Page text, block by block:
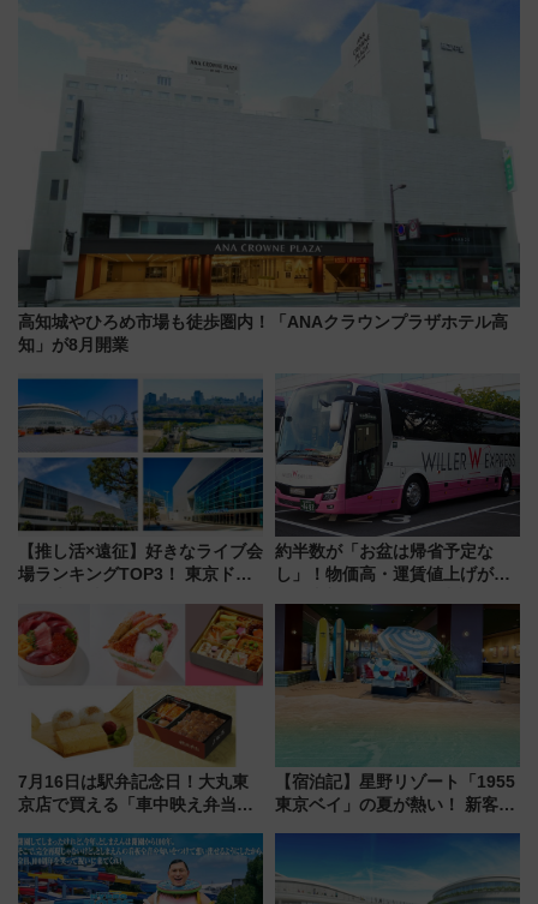
高知城やひろめ市場も徒歩圏内！「ANAクラウンプラザホテル高
知」が8月開業
【推し活×遠征】好きなライブ会
場ランキングTOP3！ 東京ドー
由と交通アクセス術、ライブ会
場に何を求める？
約半数が「お盆は帰省予定な
し」！物価高・運賃値上げが財
りたいけど……【WILLER お盆
帰省動向調査】
7月16日は駅弁記念日！大丸東
京店で買える「車中映え弁当」
【宿泊記】星野リゾート「1955
東京ベイ」の夏が熱い！ 新客室
メリカングルメ＆絶品スイーツ
を満喫（千葉県浦安市）